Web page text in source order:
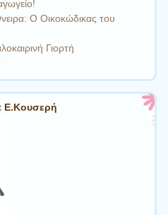
Ο Οικοκώδικας του
Γιορτή
Ε.Κουσερή